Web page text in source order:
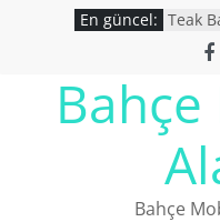
En güncel: Teak
İkinci
İkinci
Ucuz
Bahçe
Bahçe